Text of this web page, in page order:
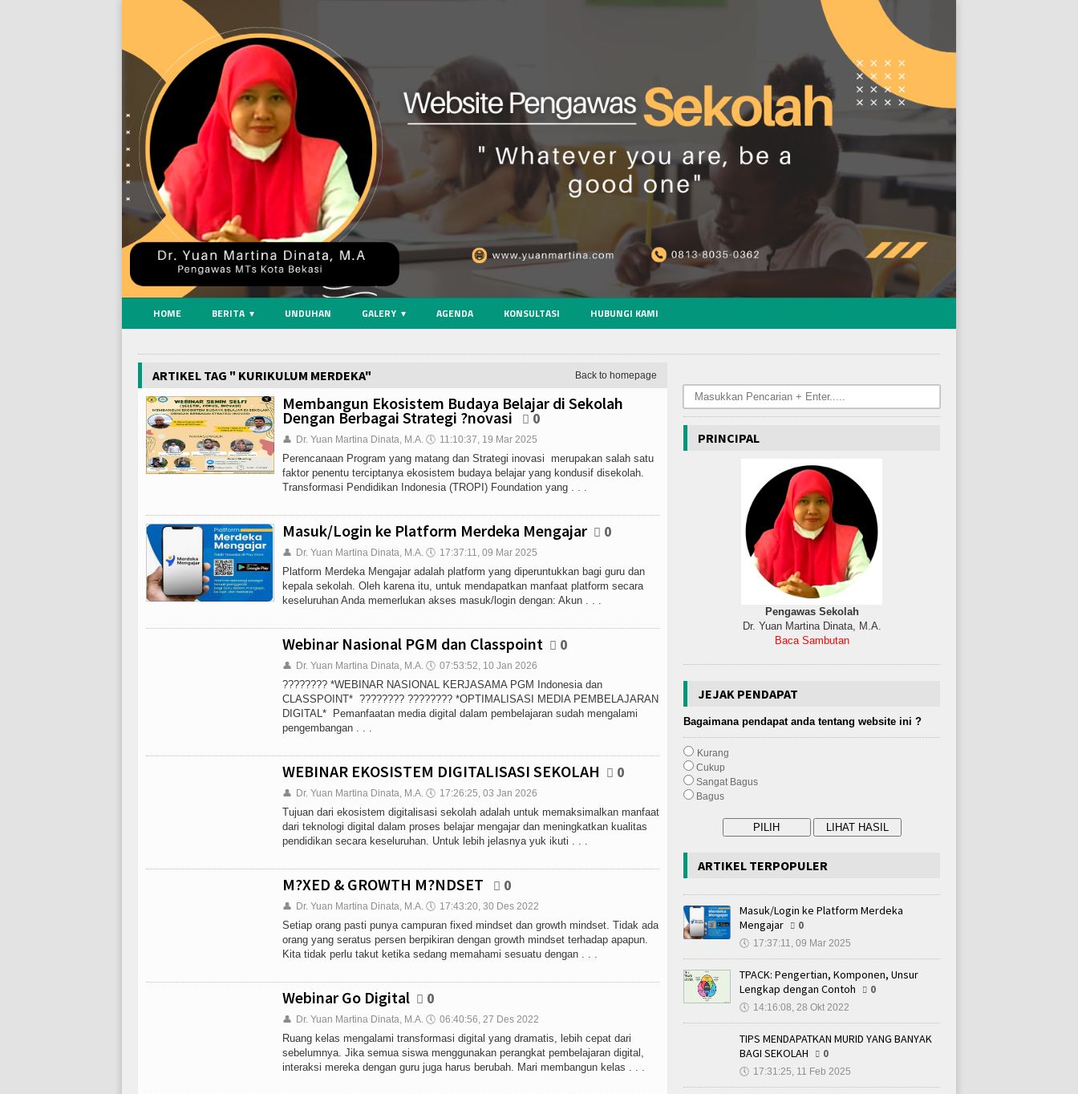
HOME BERITA UNDUHAN GALERY AGENDA KONSULTASI HUBUNGI KAMI
Back to homepage
ARTIKEL TAG " KURIKULUM MERDEKA"
Membangun Ekosistem Budaya Belajar di Sekolah
Dengan Berbagai Strategi ?novasi 0
👤 Dr. Yuan Martina Dinata, M.A. 🕔 11:10:37, 19 Mar 2025
Perencanaan Program yang matang dan Strategi inovasi merupakan salah satu
faktor penentu terciptanya ekosistem budaya belajar yang kondusif disekolah.
Transformasi Pendidikan Indonesia (TROPI) Foundation yang . . .
Masuk/Login ke Platform Merdeka Mengajar 0
👤 Dr. Yuan Martina Dinata, M.A. 🕔 17:37:11, 09 Mar 2025
Platform Merdeka Mengajar adalah platform yang diperuntukkan bagi guru dan
kepala sekolah. Oleh karena itu, untuk mendapatkan manfaat platform secara
keseluruhan Anda memerlukan akses masuk/login dengan: Akun . . .
Webinar Nasional PGM dan Classpoint 0
👤 Dr. Yuan Martina Dinata, M.A. 🕔 07:53:52, 10 Jan 2026
???????? *WEBINAR NASIONAL KERJASAMA PGM Indonesia dan
CLASSPOINT* ???????? ???????? *OPTIMALISASI MEDIA PEMBELAJARAN
DIGITAL* Pemanfaatan media digital dalam pembelajaran sudah mengalami
pengembangan . . .
WEBINAR EKOSISTEM DIGITALISASI SEKOLAH 0
👤 Dr. Yuan Martina Dinata, M.A. 🕔 17:26:25, 03 Jan 2026
Tujuan dari ekosistem digitalisasi sekolah adalah untuk memaksimalkan manfaat
dari teknologi digital dalam proses belajar mengajar dan meningkatkan kualitas
pendidikan secara keseluruhan. Untuk lebih jelasnya yuk ikuti . . .
M?XED & GROWTH M?NDSET 0
👤 Dr. Yuan Martina Dinata, M.A. 🕔 17:43:20, 30 Des 2022
Setiap orang pasti punya campuran fixed mindset dan growth mindset. Tidak ada
orang yang seratus persen berpikiran dengan growth mindset terhadap apapun.
Kita tidak perlu takut ketika sedang memahami sesuatu dengan . . .
Webinar Go Digital 0
👤 Dr. Yuan Martina Dinata, M.A. 🕔 06:40:56, 27 Des 2022
Ruang kelas mengalami transformasi digital yang dramatis, lebih cepat dari
sebelumnya. Jika semua siswa menggunakan perangkat pembelajaran digital,
interaksi mereka dengan guru juga harus berubah. Mari membangun kelas . . .
PRINCIPAL
Pengawas Sekolah
Dr. Yuan Martina Dinata, M.A.
Baca Sambutan
JEJAK PENDAPAT
Bagaimana pendapat anda tentang website ini ?
Kurang
Cukup
Sangat Bagus
Bagus
ARTIKEL TERPOPULER
Masuk/Login ke Platform Merdeka
Mengajar
0
🕔 17:37:11, 09 Mar 2025
TPACK: Pengertian, Komponen, Unsur
Lengkap dengan Contoh
0
🕔 14:16:08, 28 Okt 2022
TIPS MENDAPATKAN MURID YANG BANYAK
BAGI SEKOLAH
0
🕔 17:31:25, 11 Feb 2025